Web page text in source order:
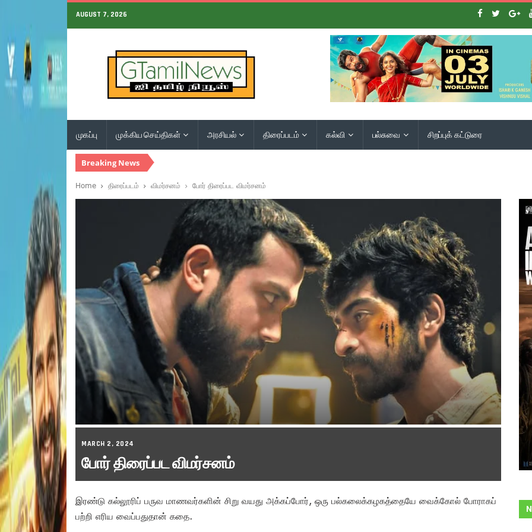
AUGUST 7, 2026
முகப்பு முக்கிய செய்திகள் அரசியல் திரைப்படம் கல்வி பல்சுவை சிறப்புக் கட்டுரை
Breaking News
Home திரைப்படம் விமர்சனம் போர் திரைப்பட விமர்சனம்
MARCH 2, 2024
போர் திரைப்பட விமர்சனம்
இரண்டு கல்லூரிப் பருவ மாணவர்களின் சிறு வயது அக்கப்போர், ஒரு பல்கலைக்கழகத்தையே வைக்கோல் போராகப்
பற்றி எரிய வைப்பதுதான் கதை.